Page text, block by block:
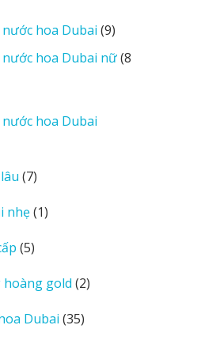
v
e
phẩm
hoa Dubai 99
sản
phẩm
hoa Dubai nữ 8
hoa Dubai
77
phẩm
nhẹ 11
55
phẩm
gold 22
Dubai 3535